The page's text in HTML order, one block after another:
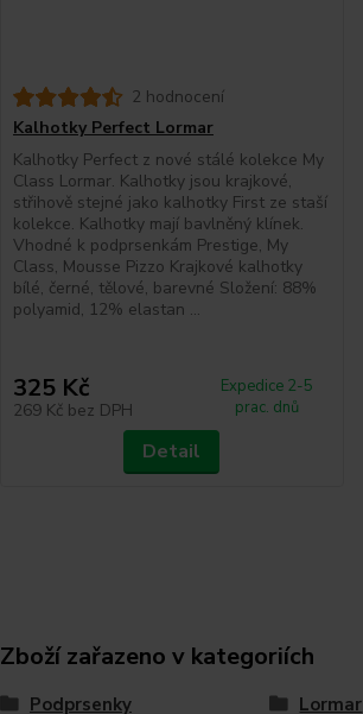
2 hodnocení
Kalhotky Perfect Lormar
Kalhotky Perfect z nové stálé kolekce My
Class Lormar. Kalhotky jsou krajkové,
střihově stejné jako kalhotky First ze staší
kolekce. Kalhotky mají bavlněný klínek.
Vhodné k podprsenkám Prestige, My
Class, Mousse Pizzo Krajkové kalhotky
bílé, černé, tělové, barevné Složení: 88%
polyamid, 12% elastan ...
325 Kč
269 Kč bez DPH
Expedice 2-5
prac. dnů
Detail
Zboží zařazeno v kategoriích
Podprsenky Lormar